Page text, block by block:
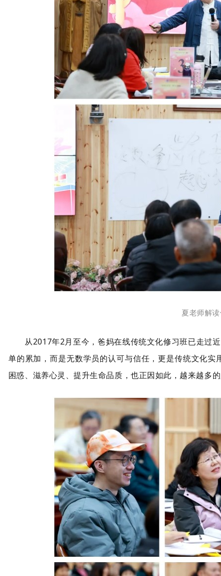
夏老师解
从2017年2月至今，爸妈在线传统文化修习班已走过
单的累加，而是无数学员的认可与信任，更是传统文化
困惑、滋养心灵、提升生命品质，也正因如此，越来越多